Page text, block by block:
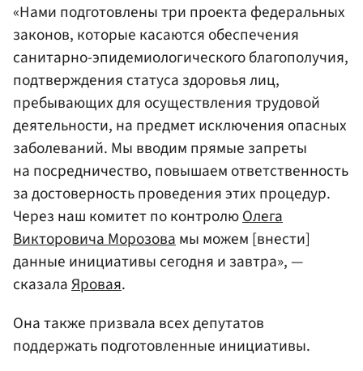
«Нами подготовлены три проекта федеральных
законов, которые касаются обеспечения
санитарно-эпидемиологического благополучия,
подтверждения статуса здоровья лиц,
пребывающих для осуществления трудовой
деятельности, на предмет исключения опасных
заболеваний. Мы вводим прямые запреты
на посредничество, повышаем ответственность
за достоверность проведения этих процедур.
Через наш комитет по контролюОлега
Викторовича Морозовамы можем [внести]
данные инициативы сегодня и завтра», —
сказалаЯровая.
Она также призвала всех депутатов
поддержать подготовленные инициативы.